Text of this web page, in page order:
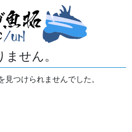
せん。
見つけられませんでした。